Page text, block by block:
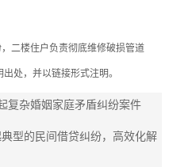
二楼住户负责彻底维修破损管道
处，并以链接形式注明。
复杂婚姻家庭矛盾纠纷案件
型的民间借贷纠纷，高效化解